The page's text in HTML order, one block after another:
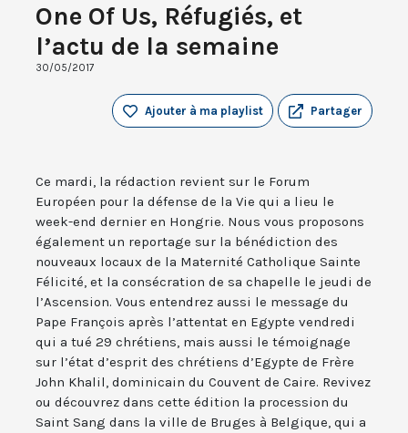
One Of Us, Réfugiés, et
l’actu de la semaine
30/05/2017
Partager
Ajouter à ma playlist
Ce mardi, la rédaction revient sur le Forum
Européen pour la défense de la Vie qui a lieu le
week-end dernier en Hongrie. Nous vous proposons
également un reportage sur la bénédiction des
nouveaux locaux de la Maternité Catholique Sainte
Félicité, et la consécration de sa chapelle le jeudi de
l’Ascension. Vous entendrez aussi le message du
Pape François après l’attentat en Egypte vendredi
qui a tué 29 chrétiens, mais aussi le témoignage
sur l’état d’esprit des chrétiens d’Egypte de Frère
John Khalil, dominicain du Couvent de Caire. Revivez
ou découvrez dans cette édition la procession du
Saint Sang dans la ville de Bruges à Belgique, qui a